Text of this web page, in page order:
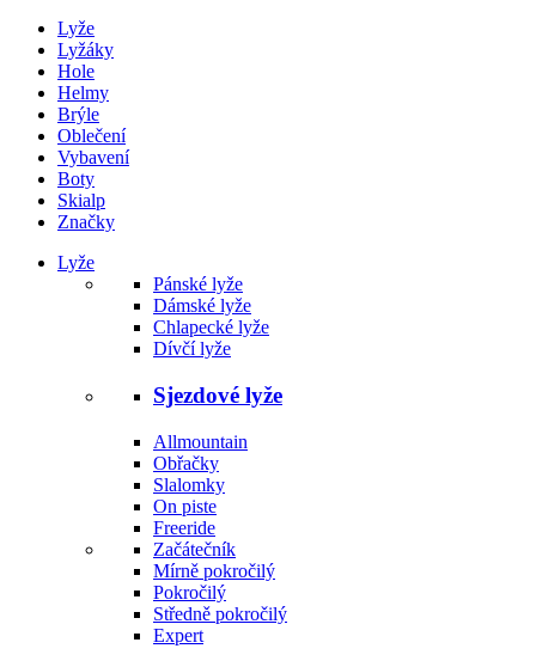
Lyže
Lyžáky
Hole
Helmy
Brýle
Oblečení
Vybavení
Boty
Skialp
Značky
Lyže
Pánské lyže
Dámské lyže
Chlapecké lyže
Dívčí lyže
Sjezdové lyže
Allmountain
Obřačky
Slalomky
On piste
Freeride
Začátečník
Mírně pokročilý
Pokročilý
Středně pokročilý
Expert